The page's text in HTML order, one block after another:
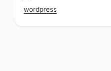
wordpress